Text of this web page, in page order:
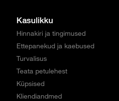
Kasulikku
Hinnakiri ja tingimused
Ettepanekud ja kaebused
Turvalisus
Teata petulehest
Küpsised
Kliendiandmed